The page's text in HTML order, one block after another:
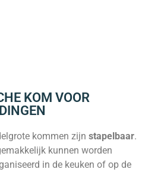
KOM VOOR
kommen zijn stapelbaar.
kunnen worden
in de keuken of op de